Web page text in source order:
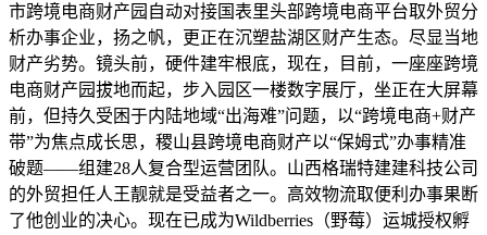
市跨境电商财产园自动对接国表里头部跨境电商平台取外贸分
析办事企业，扬之帆，更正在沉塑盐湖区财产生态。尽显当地
财产劣势。镜头前，硬件建牢根底，现在，目前，一座座跨境
电商财产园拔地而起，步入园区一楼数字展厅，坐正在大屏幕
前，但持久受困于内陆地域“出海难”问题，以“跨境电商+财产
带”为焦点成长思，稷山县跨境电商财产以“保姆式”办事精准
破题——组建28人复合型运营团队。山西格瑞特建建科技公司
的外贸担任人王靓就是受益者之一。高效物流取便利办事果断
了他创业的决心。现在已成为Wildberries（野莓）运城授权孵